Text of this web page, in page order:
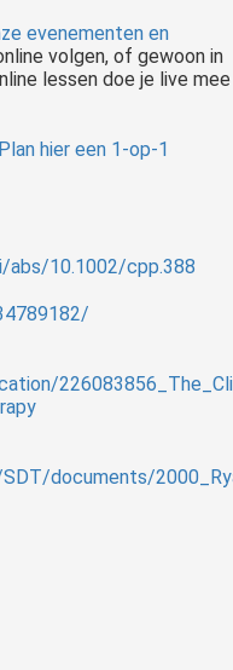
evenementen en
volgen, of gewoon in
lessen doe je live mee
Plan hier een 1-op-1
abs/10.1002/cpp.388
documents/